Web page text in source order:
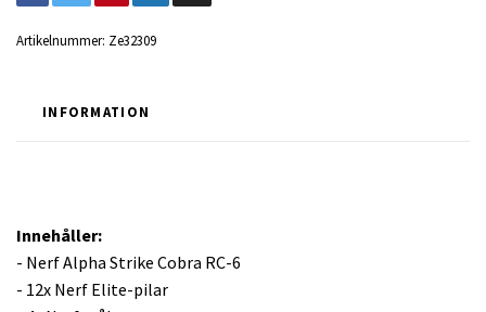
Artikelnummer: Ze32309
INFORMATION
Innehåller:
- Nerf Alpha Strike Cobra RC-6
- 12x Nerf Elite-pilar